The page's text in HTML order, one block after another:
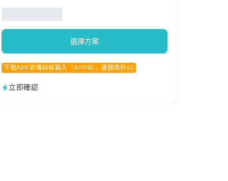
選擇方案
下載APP首購結帳輸入「APP90」滿額現折90
立即確認